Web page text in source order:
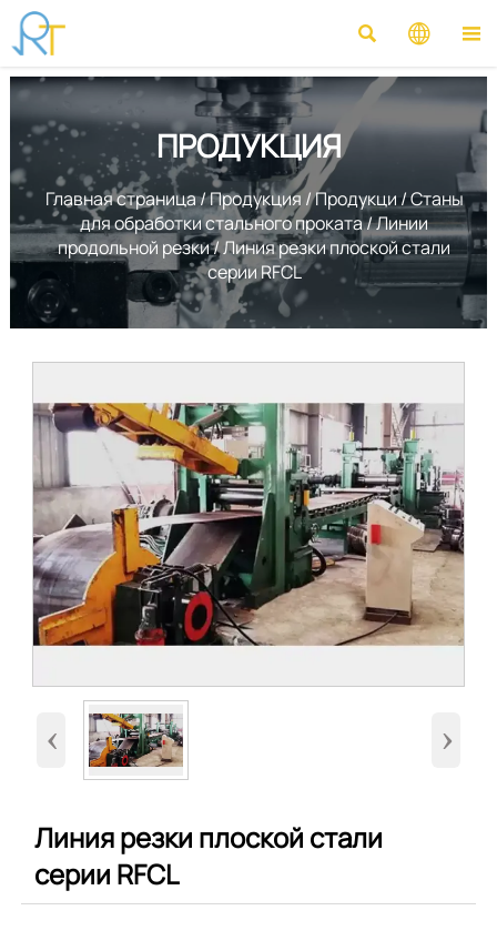
  
ПРОДУКЦИЯ
Главная страница/Продукция/Продукци/Станы
для обработки стального проката/Линии
продольной резки/Линия резки плоской стали
серии RFCL
‹ ›
Линия резки плоской стали
серии RFCL